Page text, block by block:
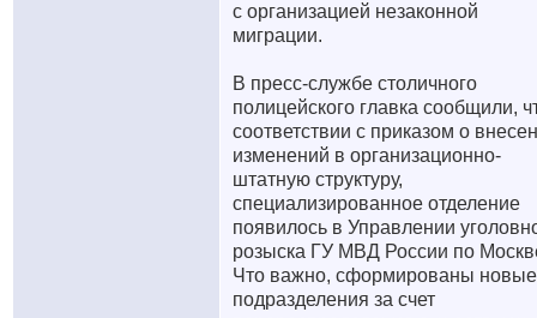
с организацией незаконной
миграции.
В пресс-службе столичного
полицейского главка сообщили,
соответствии с приказом о
изменений в организационно-
штатную структуру,
специализированное отделение
появилось в Управлении
розыска ГУ МВД России по
Что важно, сформированы новые
подразделения за счет